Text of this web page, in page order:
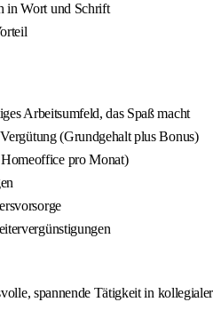
in Wort und Schrift
Arbeitsumfeld, das Spaß macht
(Grundgehalt plus Bonus)
pro Monat)
spannende Tätigkeit in